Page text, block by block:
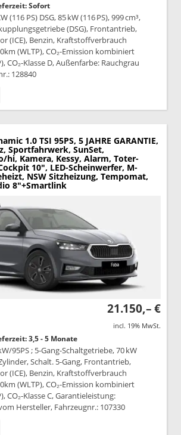
Sofort
(116 PS) DSG, 85 kW (116 PS), 999 cm³,
(DSG), Frontantrieb,
(ICE), Benzin, Kraftstoffverbrauch
(WLTP), CO₂-Emission kombiniert
CO₂-Klasse D, Außenfarbe: Rauchgrau
128840
Fahrzeugexposé drucken
1.0 TSI 95PS, 5 JAHRE GARANTIE,
Sportfahrwerk, SunSet,
hi, Kamera, Kessy, Alarm, Toter-
10", LED-Scheinwerfer, M-
NSW Sitzheizung, Tempomat,
8"+Smartlink
21.150,– €
incl. 19% MwSt.
3,5 - 5 Monate
95PS ; 5-Gang-Schaltgetriebe, 70 kW
Zylinder, Schalt. 5-Gang, Frontantrieb,
(ICE), Benzin, Kraftstoffverbrauch
(WLTP), CO₂-Emission kombiniert
CO₂-Klasse C, Garantieleistung:
Hersteller, Fahrzeugnr.: 107330
Fahrzeugexposé drucken